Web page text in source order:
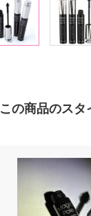
この商品のス